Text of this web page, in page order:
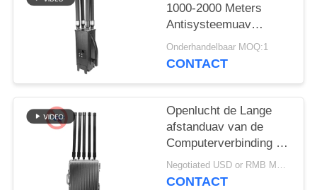
1000-2000 Meters
Antisysteemuav
Hommelstoorzender
voor Mavic3 Mavic2
Onderhandelbaar MOQ:1
CONTACT
Openlucht de Lange
afstanduav van de
Computerverbinding de
Stoorzenderblocker
van het Hommelsignaal
Negotiated USD or RMB MOQ:1
CONTACT